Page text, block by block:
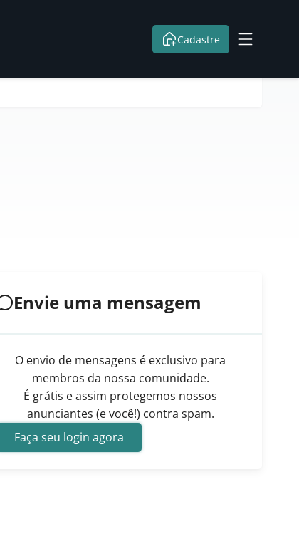
Cadastre
Envie uma mensagem
O envio de mensagens é exclusivo para
membros da nossa comunidade.
É grátis e assim protegemos nossos
anunciantes (e você!) contra spam.
Faça seu login agora